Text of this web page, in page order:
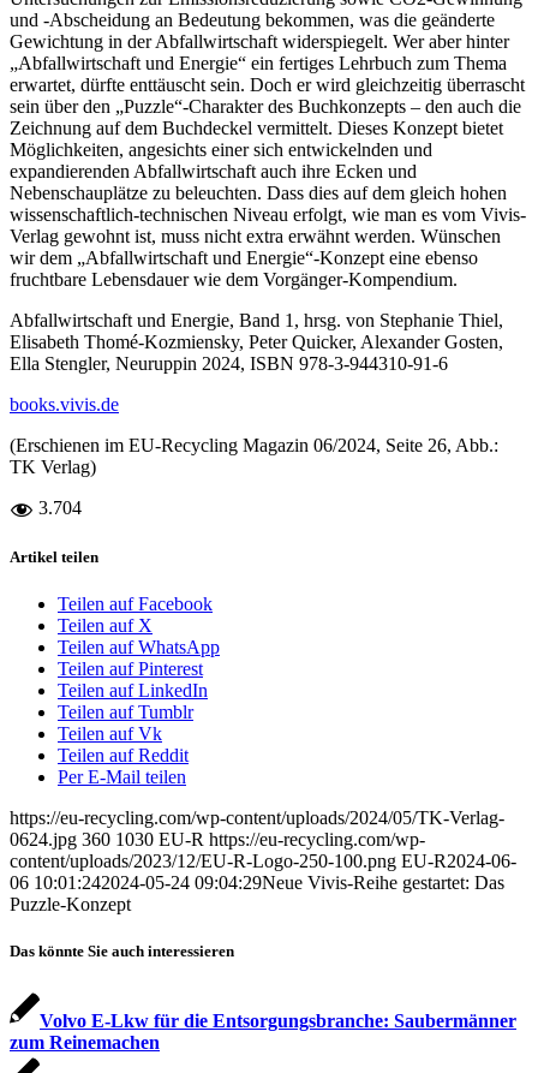
und -Abscheidung an Bedeutung bekommen, was die geänderte
Gewichtung in der Abfallwirtschaft widerspiegelt. Wer aber hinter
„Abfallwirtschaft und Energie“ ein fertiges Lehrbuch zum Thema
erwartet, dürfte enttäuscht sein. Doch er wird gleichzeitig überrascht
sein über den „Puzzle“-Charakter des Buchkonzepts – den auch die
Zeichnung auf dem Buchdeckel vermittelt. Dieses Konzept bietet
Möglichkeiten, angesichts einer sich entwickelnden und
expandierenden Abfallwirtschaft auch ihre Ecken und
Nebenschauplätze zu beleuchten. Dass dies auf dem gleich hohen
wissenschaftlich-technischen Niveau erfolgt, wie man es vom Vivis-
Verlag gewohnt ist, muss nicht extra erwähnt werden. Wünschen
wir dem „Abfallwirtschaft und Energie“-Konzept eine ebenso
fruchtbare Lebensdauer wie dem Vorgänger-Kompendium.
Abfallwirtschaft und Energie, Band 1, hrsg. von Stephanie Thiel,
Elisabeth Thomé-Kozmiensky, Peter Quicker, Alexander Gosten,
Ella Stengler, Neuruppin 2024, ISBN 978-3-944310-91-6
books.vivis.de
(Erschienen im EU-Recycling Magazin 06/2024, Seite 26, Abb.:
TK Verlag)
3.704
Artikel teilen
Teilen auf Facebook
Teilen auf X
Teilen auf WhatsApp
Teilen auf Pinterest
Teilen auf LinkedIn
Teilen auf Tumblr
Teilen auf Vk
Teilen auf Reddit
Per E-Mail teilen
https://eu-recycling.com/wp-content/uploads/2024/05/TK-Verlag-
0624.jpg 360 1030 EU-R https://eu-recycling.com/wp-
content/uploads/2023/12/EU-R-Logo-250-100.png EU-R2024-06-
06 10:01:242024-05-24 09:04:29Neue Vivis-Reihe gestartet: Das
Puzzle-Konzept
Das könnte Sie auch interessieren
Volvo E-Lkw für die Entsorgungsbranche: Saubermänner
zum Reinemachen